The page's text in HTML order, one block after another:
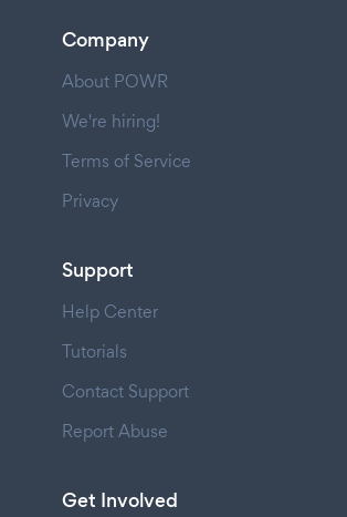
Company
About POWR
We're hiring!
Terms of Service
Privacy
Support
Help Center
Tutorials
Contact Support
Report Abuse
Get Involved